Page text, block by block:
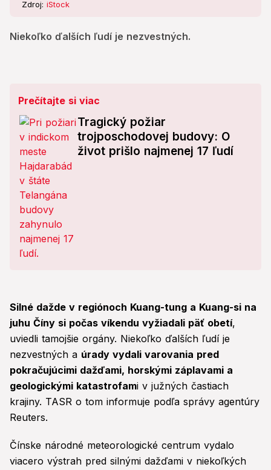
Zdroj: iStock
Niekoľko ďalších ľudí je nezvestných.
Prečítajte si viac
Tragický požiar
trojposchodovej budovy: O
život prišlo najmenej 17 ľudí
Silné dažde v regiónoch Kuang-tung a Kuang-si na
juhu Číny si počas víkendu vyžiadali päť obetí,
uviedli tamojšie orgány. Niekoľko ďalších ľudí je
nezvestných a úrady vydali varovania pred
pokračujúcimi dažďami, horskými záplavami a
geologickými katastrofami v južných častiach
krajiny. TASR o tom informuje podľa správy agentúry
Reuters.
Čínske národné meteorologické centrum vydalo
viacero výstrah pred silnými dažďami v niekoľkých